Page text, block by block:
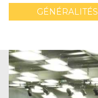
GÉNÉRALITÉS